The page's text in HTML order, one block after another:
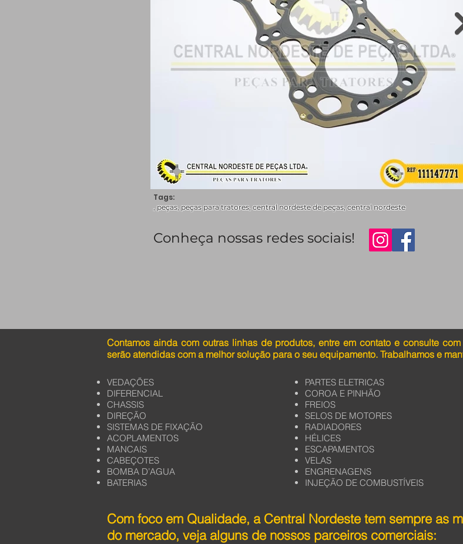
, peças, peças para tratores, central nordeste de peças, central nordeste
Conheça nossas redes sociais!
Tags:
Contamos ainda com outras linhas de produtos, entre em contato e consulte
serão atendidas com a melhor solução para o seu equipamento. Trabalhamos e
VEDAÇÕES
DIFERENCIAL
CHASSIS
DIREÇÃO
SISTEMAS DE FIXAÇÃO
ACOPLAMENTOS
MANCAIS
CABEÇOTES
BOMBA D’AGUA
BATERIAS
PARTES ELETRICAS
COROA E PINHÃO
FREIOS
SELOS DE MOTORES
RADIADORES
HÉLICES
ESCAPAMENTOS
VELAS
ENGRENAGENS
INJEÇÃO DE COMBUSTÍVEIS
Com foco em Qualidade, a Central Nordeste tem sempre as
do mercado, veja alguns de nossos parceiros comerciais: